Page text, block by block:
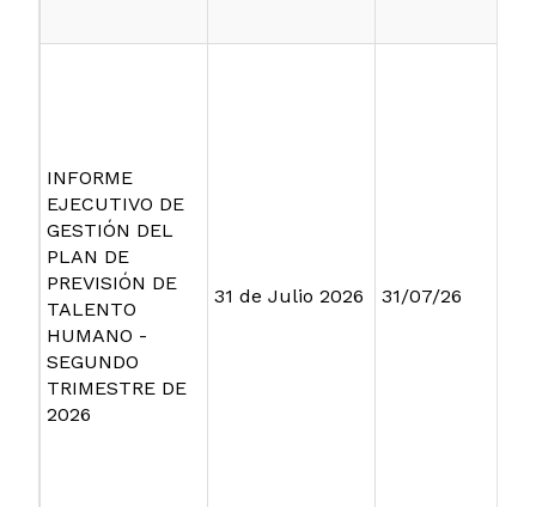
INFORME
EJECUTIVO DE
GESTIÓN DEL
PLAN DE
PREVISIÓN DE
TALENTO
HUMANO -
SEGUNDO
TRIMESTRE DE
2026
31 de Julio 2026 31/07/26